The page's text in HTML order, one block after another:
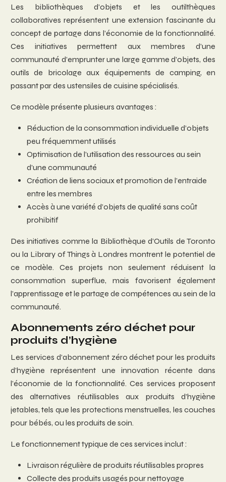
Les bibliothèques d’objets et les outilthèques
collaboratives représentent une extension fascinante du
concept de partage dans l’économie de la fonctionnalité.
Ces initiatives permettent aux membres d’une
communauté d’emprunter une large gamme d’objets, des
outils de bricolage aux équipements de camping, en
passant par des ustensiles de cuisine spécialisés.
Ce modèle présente plusieurs avantages :
Réduction de la consommation individuelle d’objets
peu fréquemment utilisés
Optimisation de l’utilisation des ressources au sein
d’une communauté
Création de liens sociaux et promotion de l’entraide
entre les membres
Accès à une variété d’objets de qualité sans coût
prohibitif
Des initiatives comme la Bibliothèque d’Outils de Toronto
ou la Library of Things à Londres montrent le potentiel de
ce modèle. Ces projets non seulement réduisent la
consommation superflue, mais favorisent également
l’apprentissage et le partage de compétences au sein de la
communauté.
Abonnements zéro déchet pour
produits d’hygiène
Les services d’abonnement zéro déchet pour les produits
d’hygiène représentent une innovation récente dans
l’économie de la fonctionnalité. Ces services proposent
des alternatives réutilisables aux produits d’hygiène
jetables, tels que les protections menstruelles, les couches
pour bébés, ou les produits de soin.
Le fonctionnement typique de ces services inclut :
Livraison régulière de produits réutilisables propres
Collecte des produits usagés pour nettoyage